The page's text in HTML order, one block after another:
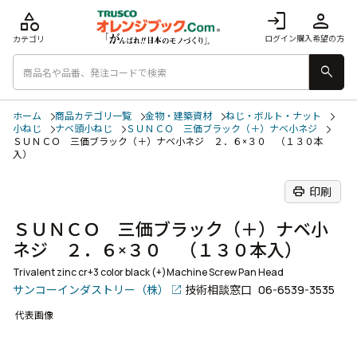
login
ログイン
person
購入希望の方
category
カテゴリ
search
ホーム 商品カテゴリ一覧 金物・建築資材
ねじ・ボルト・ナット
小ねじ
ナベ頭小ねじ
ＳＵＮＣＯ 三価ブラック（＋）ナベ小ネジ
ＳＵＮＣＯ 三価ブラック（＋）ナベ小ネジ ２．６×３０ （１３０本
入）
print 印刷
ＳＵＮＣＯ 三価ブラック（＋）ナベ小
ネジ ２．６×３０ （１３０本入）
Trivalent zinc cr+3 color black (+)Machine Screw Pan Head
サンコーインダストリー（株） 技術相談窓口 06-6539-3535
代表画像